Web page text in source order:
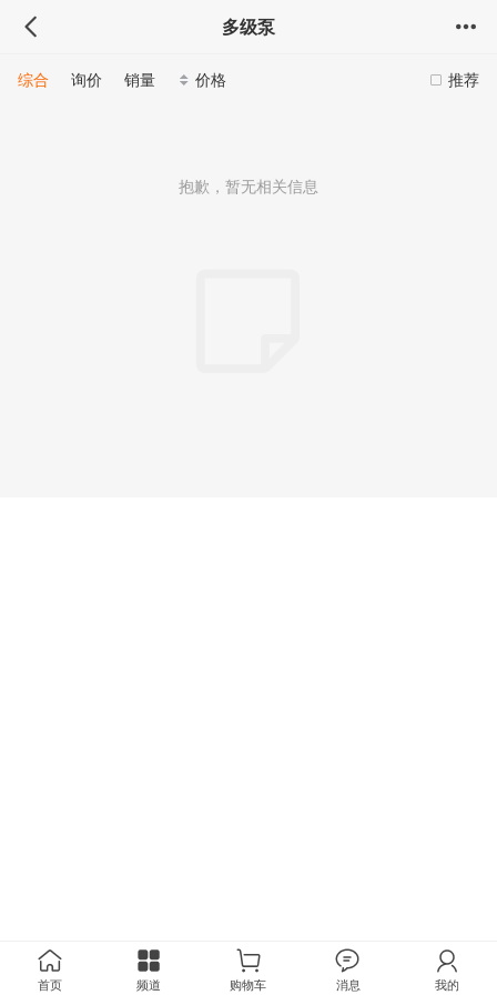
多级泵
推荐
综合 询价 销量 价格
抱歉，暂无相关信息
首页 频道 购物车 消息 我的